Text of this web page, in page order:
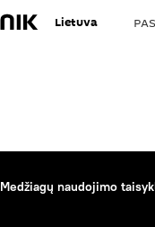
Lietuva
Medžiagų naudojimo